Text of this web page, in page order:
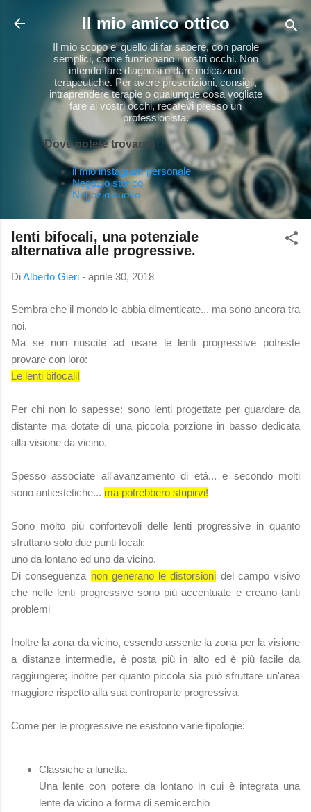
Passa ai contenuti principali
Il mio amico ottico
Il mio scopo e' quello di far sapere, con parole
semplici, come funzionano i nostri occhi. Non
intendo fare diagnosi o dare indicazioni
terapeutiche. Per avere prescrizioni, consigli,
intraprendere terapie o qualunque cosa vogliate
fare ai vostri occhi, recatevi presso un
professionista.
Dove potete trovarmi
il mio instagram personale
Negozio storico
Negozio nuovo
lenti bifocali, una potenziale
alternativa alle progressive.
DiAlberto Gieri - aprile 30, 2018
Sembra che il mondo le abbia dimenticate... ma sono ancora tra
noi.
Ma se non riuscite ad usare le lenti progressive potreste
provare con loro:
Le lenti bifocali!
Per chi non lo sapesse: sono lenti progettate per guardare da
distante ma dotate di una piccola porzione in basso dedicata
alla visione da vicino.
Spesso associate all'avanzamento di etá... e secondo molti
sono antiestetiche... ma potrebbero stupirvi!
Sono molto più confortevoli delle lenti progressive in quanto
sfruttano solo due punti focali:
uno da lontano ed uno da vicino.
Di conseguenza non generano le distorsioni del campo visivo
che nelle lenti progressive sono piú accentuate e creano tanti
problemi
Inoltre la zona da vicino, essendo assente la zona per la visione
a distanze intermedie, è posta più in alto ed è più facile da
raggiungere; inoltre per quanto piccola sia può sfruttare un'area
maggiore rispetto alla sua controparte progressiva.
Come per le progressive ne esistono varie tipologie:
Classiche a lunetta.
Una lente con potere da lontano in cui è integrata una
lente da vicino a forma di semicerchio